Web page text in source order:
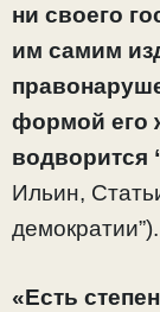
ни своего
им самим
формой его
водворится
Ильин,
демократии”).
«Есть